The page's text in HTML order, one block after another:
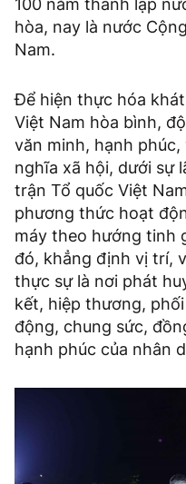
100 năm thành lập
hòa, nay là nước
Nam.
Để hiện thực hóa
Việt Nam hòa bình,
văn minh, hạnh
nghĩa xã hội, dưới sự
trận Tổ quốc Việt
phương thức hoạt
máy theo hướng tinh
đó, khẳng định vị trí,
thực sự là nơi phát
kết, hiệp thương,
động, chung sức,
hạnh phúc của nhân